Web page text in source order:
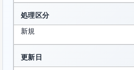
処理区分
新規
更新日